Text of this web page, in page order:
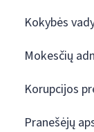
Kokybės
Mokesčių
Korupcijos
Pranešėjų